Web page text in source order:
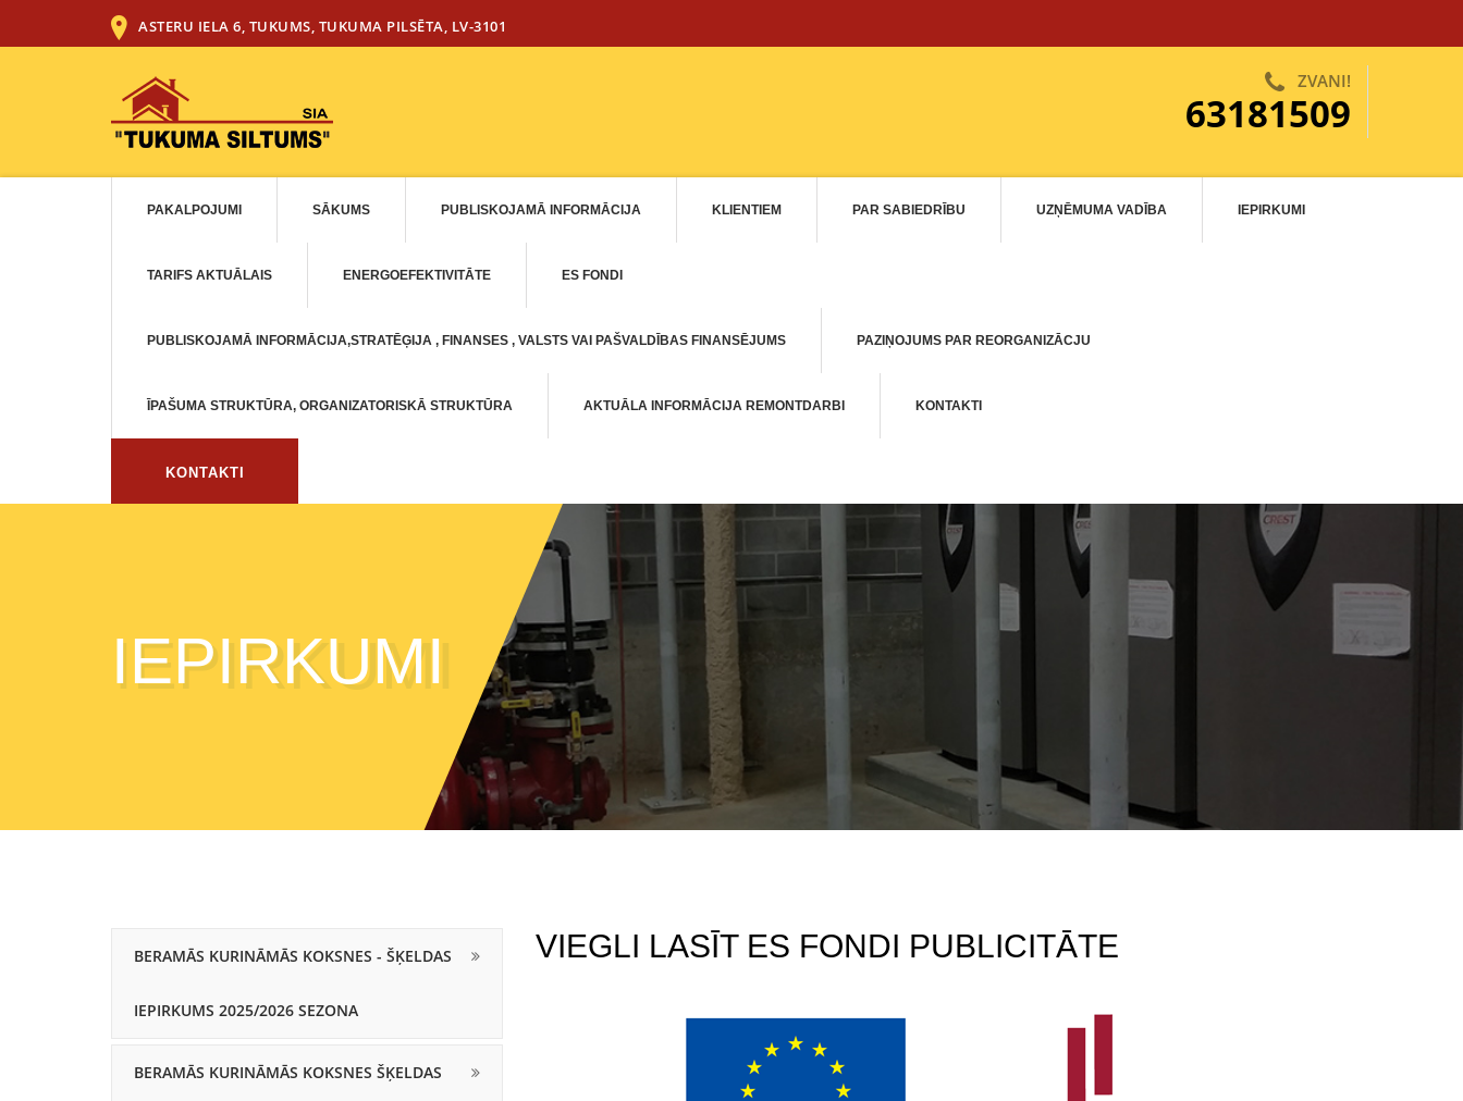
ASTERU IELA 6, TUKUMS, TUKUMA PILSĒTA, LV-3101
ZVANI!
63181509
PAKALPOJUMI SĀKUMS PUBLISKOJAMĀ INFORMĀCIJA KLIENTIEM PAR SABIEDRĪBU UZŅĒMUMA VADĪBA IEPIRKUMI
TARIFS AKTUĀLAIS ENERGOEFEKTIVITĀTE ES FONDI
PUBLISKOJAMĀ INFORMĀCIJA,STRATĒĢIJA , FINANSES , VALSTS VAI PAŠVALDĪBAS FINANSĒJUMS PAZIŅOJUMS PAR REORGANIZĀCJU
ĪPAŠUMA STRUKTŪRA, ORGANIZATORISKĀ STRUKTŪRA AKTUĀLA INFORMĀCIJA REMONTDARBI KONTAKTI
KONTAKTI
IEPIRKUMI
BERAMĀS KURINĀMĀS KOKSNES - ŠĶELDAS
IEPIRKUMS 2025/2026 SEZONA
BERAMĀS KURINĀMĀS KOKSNES ŠĶELDAS
VIEGLI LASĪT ES FONDI PUBLICITĀTE